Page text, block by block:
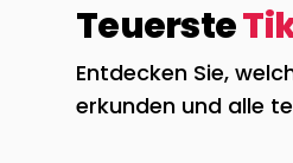
Teuerste
Entdecken Sie,
erkunden und alle